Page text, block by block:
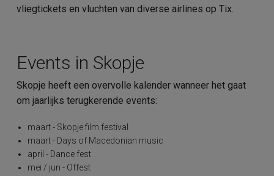
vliegtickets en vluchten van diverse airlines op Tix.
Events in Skopje
Skopje heeft een overvolle kalender wanneer het gaat
om jaarlijks terugkerende events:
maart - Skopje film festival
maart - Days of Macedonian music
april - Dance fest
mei / jun - Offest